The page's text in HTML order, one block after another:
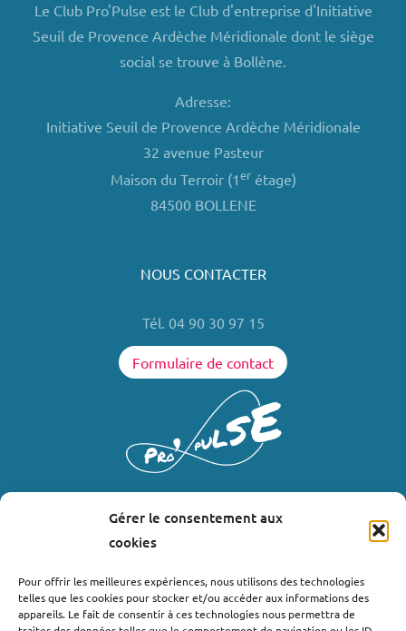
Gérer le consentement aux
cookies
Pour offrir les meilleures expériences, nous utilisons des technologies
telles que les cookies pour stocker et/ou accéder aux informations des
appareils. Le fait de consentir à ces technologies nous permettra de
Le Club Pro'Pulse est le Club d'entreprise d'Initiative
Seuil de Provence Ardèche Méridionale dont le siège
social se trouve à Bollène.
Adresse:
Initiative Seuil de Provence Ardèche Méridionale
32 avenue Pasteur
Maison du Terroir (1erétage)
84500 BOLLENE
NOUS CONTACTER
Tél. 04 90 30 97 15
Formulaire de contact
Où nous trouver ?
Bollène